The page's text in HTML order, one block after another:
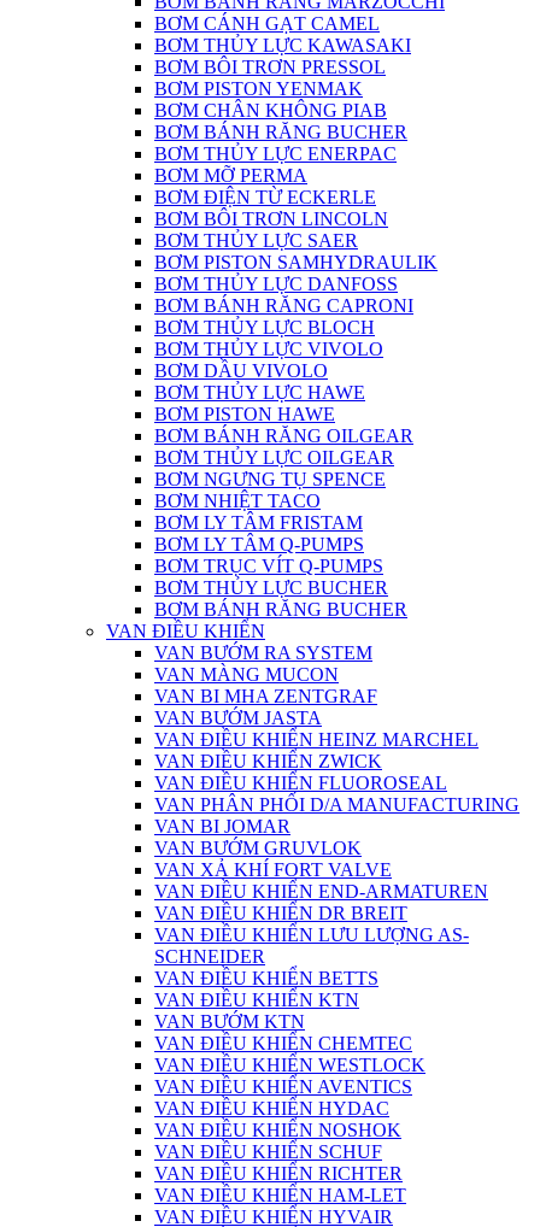
BƠM CÁNH GẠT CAMEL
BƠM THỦY LỰC KAWASAKI
BƠM BÔI TRƠN PRESSOL
BƠM PISTON YENMAK
BƠM CHÂN KHÔNG PIAB
BƠM BÁNH RĂNG BUCHER
BƠM THỦY LỰC ENERPAC
BƠM MỠ PERMA
BƠM ĐIỆN TỪ ECKERLE
BƠM BÔI TRƠN LINCOLN
BƠM THỦY LỰC SAER
BƠM PISTON SAMHYDRAULIK
BƠM THỦY LỰC DANFOSS
BƠM BÁNH RĂNG CAPRONI
BƠM THỦY LỰC BLOCH
BƠM THỦY LỰC VIVOLO
BƠM DẦU VIVOLO
BƠM THỦY LỰC HAWE
BƠM PISTON HAWE
BƠM BÁNH RĂNG OILGEAR
BƠM THỦY LỰC OILGEAR
BƠM NGƯNG TỤ SPENCE
BƠM NHIỆT TACO
BƠM LY TÂM FRISTAM
BƠM LY TÂM Q-PUMPS
BƠM TRỤC VÍT Q-PUMPS
BƠM THỦY LỰC BUCHER
BƠM BÁNH RĂNG BUCHER
VAN ĐIỀU KHIỂN
VAN BƯỚM RA SYSTEM
VAN MÀNG MUCON
VAN BI MHA ZENTGRAF
VAN BƯỚM JASTA
VAN ĐIỀU KHIỂN HEINZ MARCHEL
VAN ĐIỀU KHIỂN ZWICK
VAN ĐIỀU KHIỂN FLUOROSEAL
VAN PHÂN PHỐI D/A MANUFACTURING
VAN BI JOMAR
VAN BƯỚM GRUVLOK
VAN XẢ KHÍ FORT VALVE
VAN ĐIỀU KHIỂN END-ARMATUREN
VAN ĐIỀU KHIỂN DR BREIT
VAN ĐIỀU KHIỂN LƯU LƯỢNG AS-
SCHNEIDER
VAN ĐIỀU KHIỂN BETTS
VAN ĐIỀU KHIỂN KTN
VAN BƯỚM KTN
VAN ĐIỀU KHIỂN CHEMTEC
VAN ĐIỀU KHIỂN WESTLOCK
VAN ĐIỀU KHIỂN AVENTICS
VAN ĐIỀU KHIỂN HYDAC
VAN ĐIỀU KHIỂN NOSHOK
VAN ĐIỀU KHIỂN SCHUF
VAN ĐIỀU KHIỂN RICHTER
VAN ĐIỀU KHIỂN HAM-LET
VAN ĐIỀU KHIỂN HYVAIR